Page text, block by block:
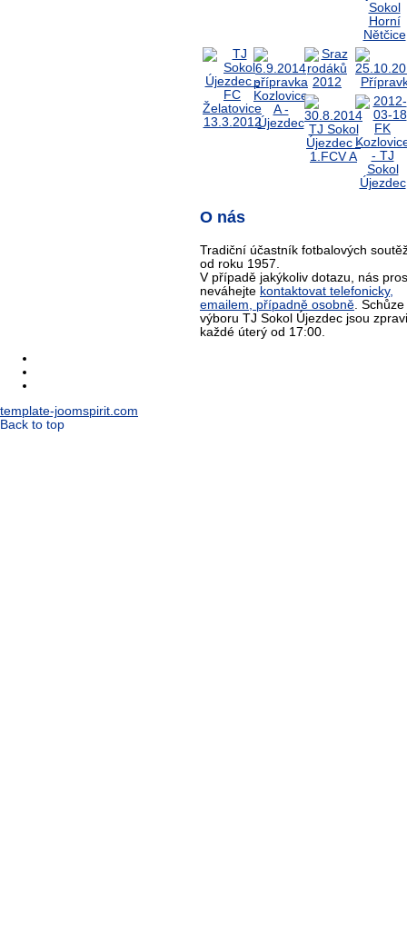
O nás
Tradiční účastník fotbalových
od roku 1957.
V případě jakýkoliv dotazu, nás
neváhejte kontaktovat telefonicky,
emailem, případně osobně. Schůze
výboru TJ Sokol Újezdec jsou
každé úterý od 17:00.
template-joomspirit.com
Back to top